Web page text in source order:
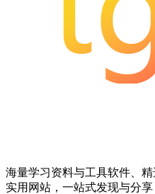
海量学习资料与工具软件、
实用网站，一站式发现与分享